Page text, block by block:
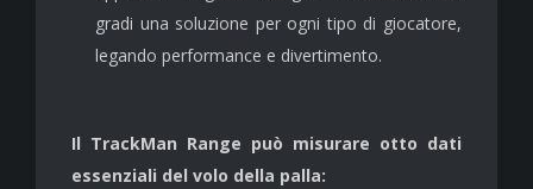
gradi una soluzione per ogni tipo di giocatore,
legando performance e divertimento.
Il TrackMan Range può misurare otto dati
essenziali del volo della palla: